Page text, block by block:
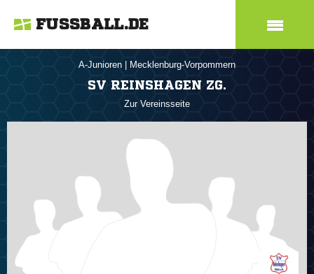
FUSSBALL.DE
A-Junioren Mecklenburg-Vorpommern
SV REINSHAGEN ZG.
Zur Vereinsseite